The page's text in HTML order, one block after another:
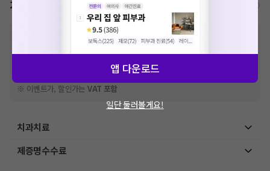
가격표
비급여 항목의 경우,추가비용 등으로 실제 가격과 상이할 수 있으니, 정확
한 가격은 해당 의료기관에 직접 문의해주세요.
※급여 항목의 경우,건강보험심사평가원에 고지되어 있는 급여 진료 기준 가
격입니다. (진료와 연관된 복합적인 비용이 추가되어, 병원마다 금액이 다르게
산정될 수 있는 점 참고 바랍니다.)
※ 이벤트가, 할인가는VAT 포함
치과치료
제증명수수료
앱 다운로드
일단 둘러볼게요!